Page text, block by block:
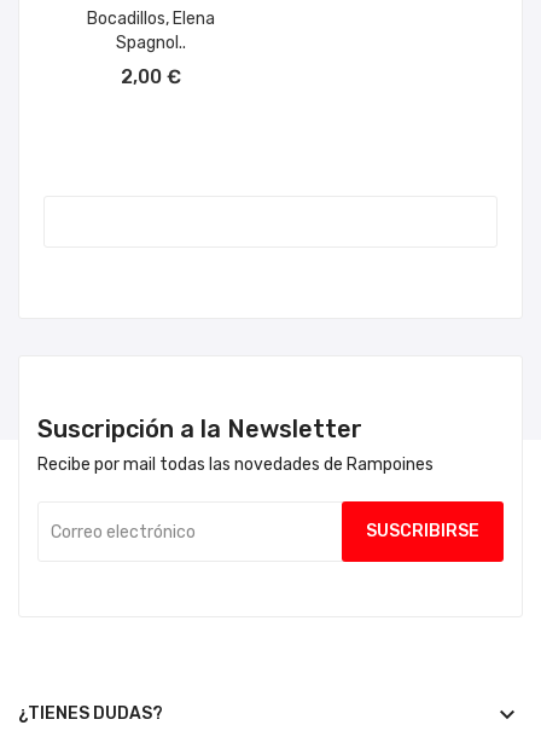
Bocadillos, Elena
Spagnol..
2,00 €
Suscripción a la Newsletter
Recibe por mail todas las novedades de Rampoines
¿TIENES DUDAS? keyboard_arrow_down